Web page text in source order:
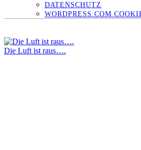
DATENSCHUTZ
WORDPRESS.COM
Die Luft ist raus….